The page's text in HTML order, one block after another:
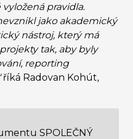
pravidla.
jako akademický
nástroj, který má
tak, aby byly
reporting
říká Radovan Kohút,
SPOLEČNÝ